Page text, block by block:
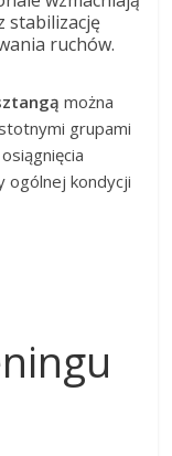
stabilizację
ruchów.
można
grupami
ogólnej kondycji